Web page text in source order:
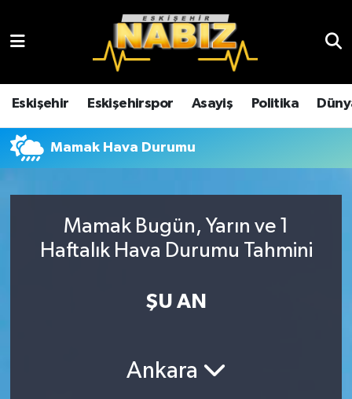
Eskişehir Eskişehirspor Asayiş Politika
Mamak Hava Durumu
Mamak Bugün, Yarın ve 1
Haftalık Hava Durumu Tahmini
ŞU AN
Ankara
Çevre
Dünya
Ekonomi
Eskişehir
Eskişehir Hava Durumu
Eskişehir Trafik Yoğunluk Haritası
TFF 3.Lig 4.Grup Puan Durumu ve Fikstür
Son Dakika Haberleri
Haber Arşivi